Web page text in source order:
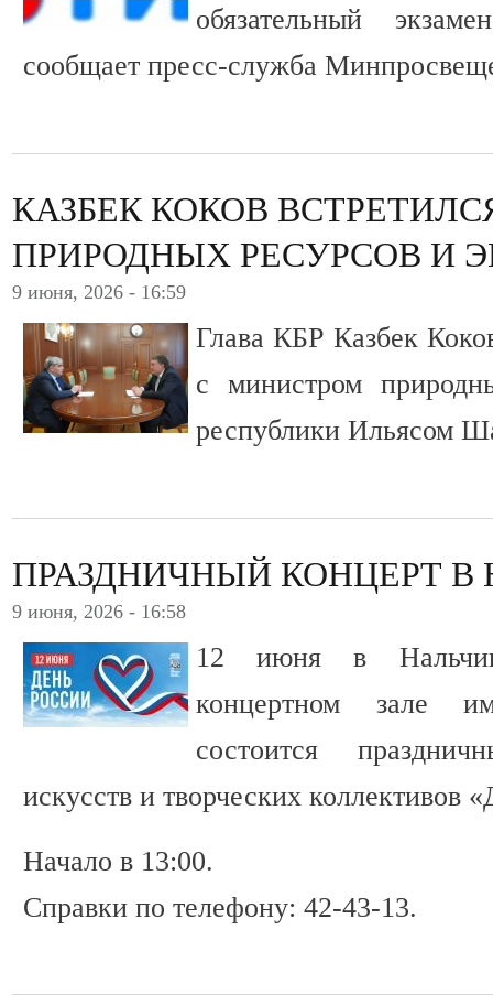
обязательный
сообщает пресс-служба
КАЗБЕК КОКОВ
ПРИРОДНЫХ РЕСУРСОВ И
9 июня, 2026 - 16:59
Глава КБР Казбек
с министром
республики Ильясом
ПРАЗДНИЧНЫЙ КОНЦЕРТ В
9 июня, 2026 - 16:58
12 июня в
концертном зале
состоится
искусств и творческих коллективов
Начало в 13:00.
Справки по телефону: 42-43-13.